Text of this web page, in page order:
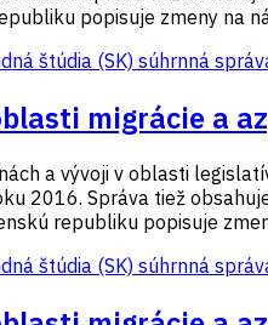
popisuje zmeny na
štúdia (SK) súhrnná
migrácie a
a vývoji v oblasti
2016. Správa tiež
republiku popisuje
štúdia (SK) súhrnná